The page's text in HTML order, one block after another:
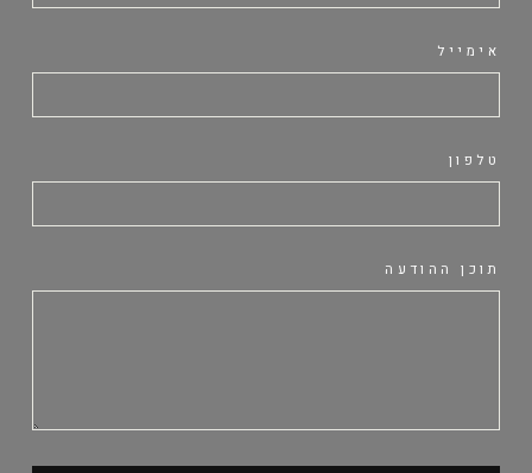
אימייל
טלפון
תוכן ההודעה